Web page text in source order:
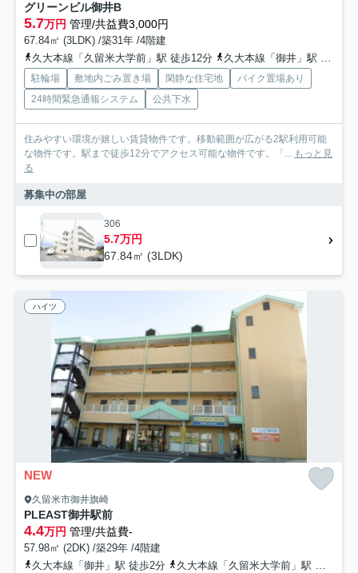
グリーンビル御井B
5.7万円 管理/共益費3,000円
67.84㎡ (3LDK) /築31年 /4階建
久大本線「久留米大学前」駅 徒歩12分
久大本線「御井」駅 徒歩25分
駐輪場 敷地内ごみ置き場 閑静な住宅地
バイク置場あり
24時間緊急通報システム
公共下水
住みやすい環境が嬉しい賃貸物件です。移動範囲が広がる2駅利用可能
な物件です。駅まで徒歩12分でアクセス可能な物件です。「... もっと見
る
募集中の部屋
306
5.7万円
67.84㎡ (3LDK)
ハイツ
NEW
久留米市御井旗崎
PLEAST御井駅前
4.4万円 管理/共益費-
57.98㎡ (2DK) /築29年 /4階建
久大本線「御井」駅 徒歩2分
久大本線「久留米大学前」駅 徒歩18分